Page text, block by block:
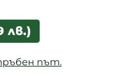
лв.)
път.